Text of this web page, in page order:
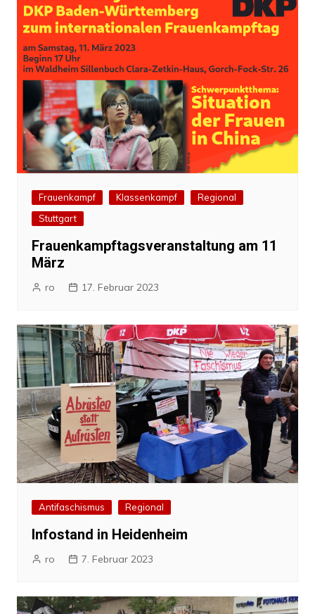
Frauenkampf Klassenkampf
Regional
Stuttgart
Frauenkampftagsveranstaltung am 11
März
ro 17. Februar 2023
Antifaschismus Regional
Infostand in Heidenheim
ro 7. Februar 2023